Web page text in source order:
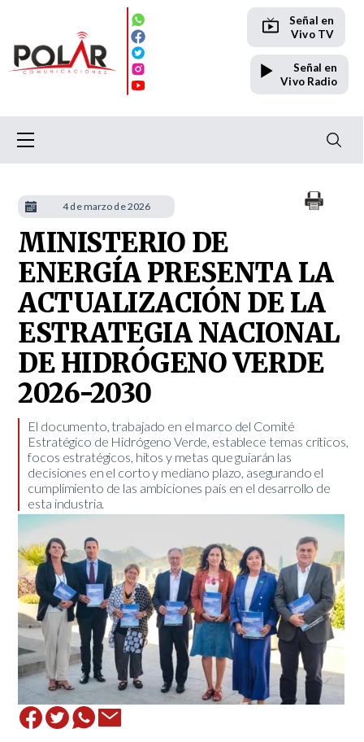
Señal en
Vivo TV
Señal en
Vivo Radio
MINISTERIO DE
ENERGÍA PRESENTA LA
ACTUALIZACIÓN DE LA
ESTRATEGIA NACIONAL
DE HIDRÓGENO VERDE
2026-2030
​El documento, trabajado en el marco del Comité
Estratégico de Hidrógeno Verde, establece temas críticos,
focos estratégicos, hitos y metas que guiarán las
decisiones en el corto y mediano plazo, asegurando el
cumplimiento de las ambiciones país en el desarrollo de
esta industria.
4 de marzo de 2026